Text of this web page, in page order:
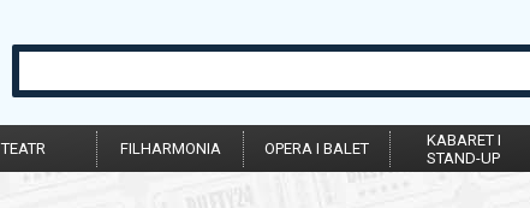
TEATR FILHARMONIA OPERA I BALET
KABARET I
STAND-UP